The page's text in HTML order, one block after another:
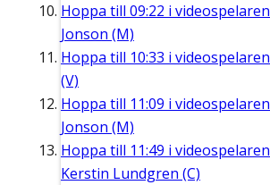
Hoppa till 09:22 i videospelaren
Jonson (M)
Hoppa till 10:33 i videospelaren
(V)
Hoppa till 11:09 i videospelaren
Jonson (M)
Hoppa till 11:49 i videospelaren
Kerstin Lundgren (C)